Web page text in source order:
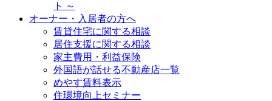
ト ～
オーナー・入居者の方へ
賃貸住宅に関する相談
居住支援に関する相談
家主費用・利益保険
外国語が話せる不動産店一覧
めやす賃料表示
住環境向上セミナー